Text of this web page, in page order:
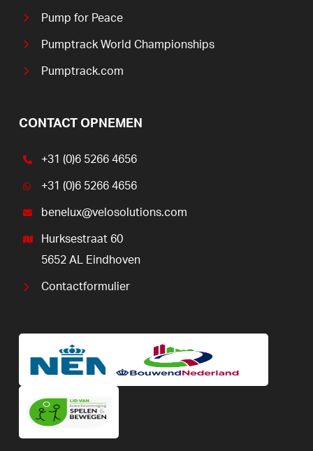
Pump for Peace
Pumptrack World Championships
Pumptrack.com
CONTACT OPNEMEN
+31 (0)6 5266 4656
+31 (0)6 5266 4656
benelux@velosolutions.com
Hurksestraat 60
5652 AL Eindhoven
Contactformulier